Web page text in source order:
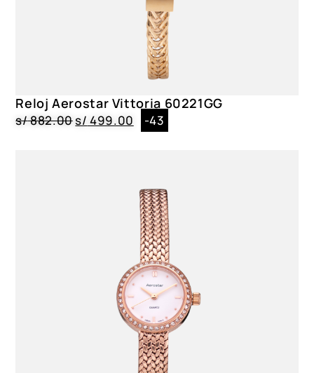
Luz, Análogo – Digital, Cronógrafo, calendario, alarmas
Reloj Aerostar Vittoria 60221GG
s/882.00s/ 499.00 -43